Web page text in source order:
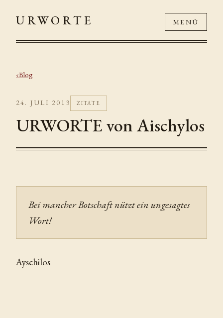
URWORTE MENÜ
Blog
24. JULI 2013 ZITATE
URWORTE von Aischylos
Bei mancher Botschaft nützt ein ungesagtes
Wort!
Ayschilos